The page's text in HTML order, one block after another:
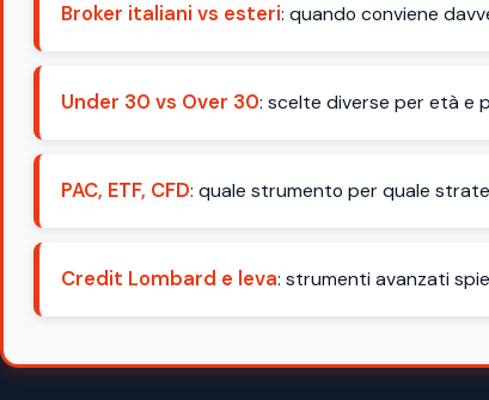
Broker italiani vs esteri: quando conviene
Under 30 vs Over 30: scelte diverse per età e
PAC, ETF, CFD: quale strumento per quale
Credit Lombard e leva: strumenti avanzati